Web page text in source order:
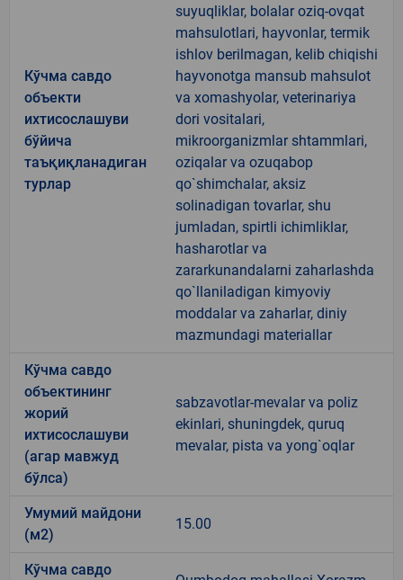
Кўчма савдо
объекти
ихтисослашуви
бўйича
таъқиқланадиган
турлар
suyuqliklar, bolalar oziq-ovqat
mahsulotlari, hayvonlar, termik
ishlov berilmagan, kelib chiqishi
hayvonotga mansub mahsulot
va xomashyolar, veterinariya
dori vositalari,
mikroorganizmlar shtammlari,
oziqalar va ozuqabop
qo`shimchalar, aksiz
solinadigan tovarlar, shu
jumladan, spirtli ichimliklar,
hasharotlar va
zararkunandalarni zaharlashda
qo`llaniladigan kimyoviy
moddalar va zaharlar, diniy
mazmundagi materiallar
Кўчма савдо
объектининг
жорий
ихтисослашуви
(агар мавжуд
бўлса)
sabzavotlar-mevalar va poliz
ekinlari, shuningdek, quruq
mevalar, pista va yong`oqlar
Умумий майдони
(м2)
15.00
Кўчма савдо